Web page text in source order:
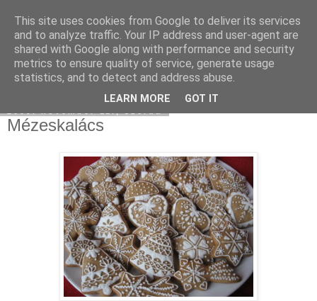
Moha Konyha
Mézeskalács
This site uses cookies from Google to deliver its services
and to analyze traffic. Your IP address and user-agent are
shared with Google along with performance and security
metrics to ensure quality of service, generate usage
statistics, and to detect and address abuse.
LEARN MORE GOT IT